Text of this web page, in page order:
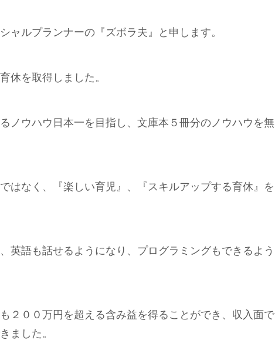
ャルプランナーの『ズボラ夫』と申します。
休を取得しました。
ノウハウ日本一を目指し、文庫本５冊分のノウハウを無
はなく、『楽しい育児』、『スキルアップする育休』を
英語も話せるようになり、プログラミングもできるよう
２００万円を超える含み益を得ることができ、収入面で
ました。